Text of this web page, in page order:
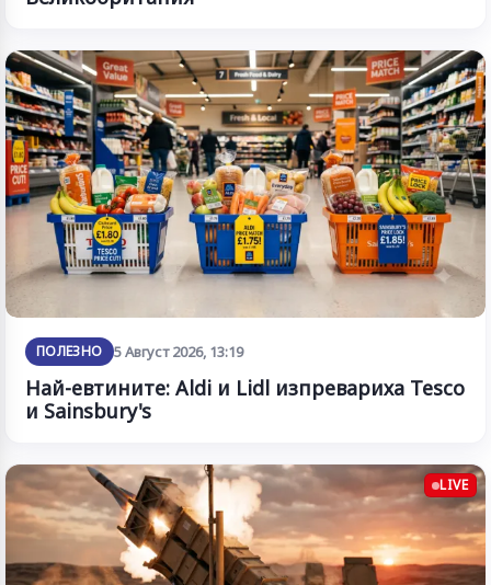
ПОЛЕЗНО 5 Август 2026, 13:19
Най-евтините: Aldi и Lidl изпревариха Tesco
и Sainsbury's
LIVE